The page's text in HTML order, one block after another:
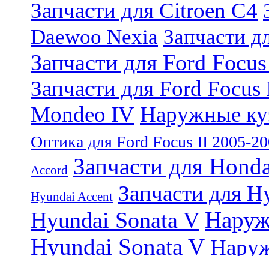
Запчасти для Citroen C4
Daewoo Nexia Запчасти
Запчасти для Ford
Запчасти для Ford
Mondeo IV Наружные
Оптика для Ford Focus II 2005-
Accord Запчасти для
Hyundai Accent Запчасти для
Hyundai Sonata V
Hyundai Sonata V